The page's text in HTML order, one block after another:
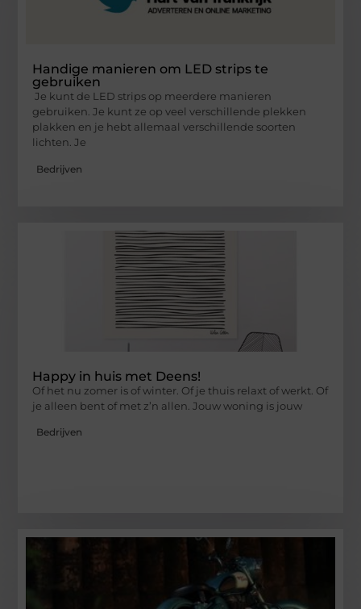
Handige manieren om LED strips te
gebruiken
Je kunt de LED strips op meerdere manieren
gebruiken. Je kunt ze op veel verschillende plekken
plakken en je hebt allemaal verschillende soorten
lichten. Je
Bedrijven
Happy in huis met Deens!
Of het nu zomer is of winter. Of je thuis relaxt of werkt. Of
je alleen bent of met z’n allen. Jouw woning is jouw
Bedrijven